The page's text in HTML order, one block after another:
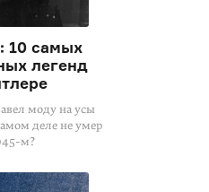
10 самых
легенд
моду на усы
деле не умер
м?